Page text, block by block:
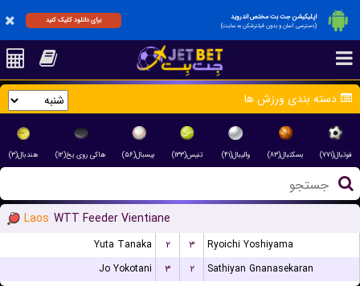
اپلیکیشن جت بت مختص اندروید
(دسترسی آسان و بدون فیلترشکن به سایت)
برای دانلود کلیک کنید
دسته بندی ورزش ها
فوتبال(۷۷۱) بسکتبال(۸۳) والیبال(۴۱) تنیس(۱۳۳) بیسبال(۵۶) هاکی روی یخ(۱۲) هندبال(۳)
Laos WTT Feeder Vientiane
Yuta Tanaka ۲ ۳
Ryoichi Yoshiyama
Jo Yokotani
۳ ۲ Sathiyan Gnanasekaran